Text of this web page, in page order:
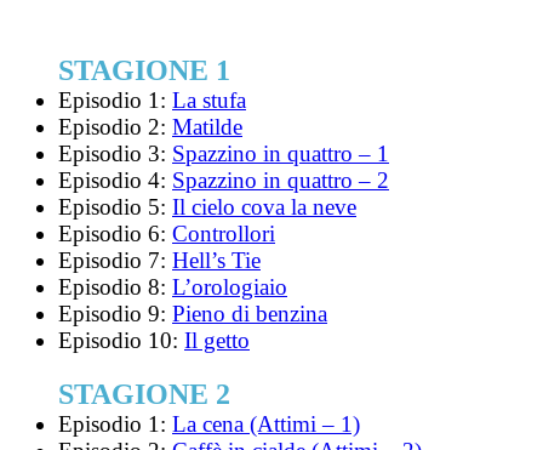
STAGIONE 1
Episodio 1: La stufa
Episodio 2: Matilde
Episodio 3: Spazzino in quattro – 1
Episodio 4: Spazzino in quattro – 2
Episodio 5: Il cielo cova la neve
Episodio 6: Controllori
Episodio 7: Hell’s Tie
Episodio 8: L’orologiaio
Episodio 9: Pieno di benzina
Episodio 10: Il getto
STAGIONE 2
Episodio 1: La cena (Attimi – 1)